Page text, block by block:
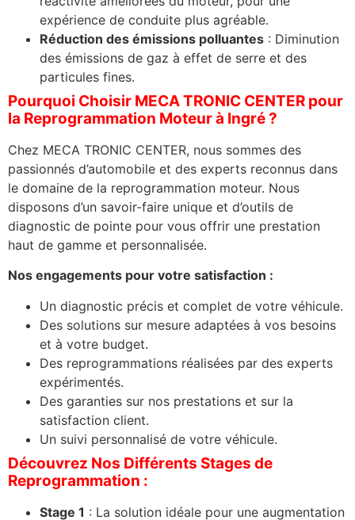
expérience de conduite plus agréable.
Réduction des émissions polluantes : Diminution
des émissions de gaz à effet de serre et des
particules fines.
Pourquoi Choisir MECA TRONIC CENTER pour
la Reprogrammation Moteur à Ingré ?
Chez MECA TRONIC CENTER, nous sommes des
passionnés d’automobile et des experts reconnus dans
le domaine de la reprogrammation moteur. Nous
disposons d’un savoir-faire unique et d’outils de
diagnostic de pointe pour vous offrir une prestation
haut de gamme et personnalisée.
Nos engagements pour votre satisfaction :
Un diagnostic précis et complet de votre véhicule.
Des solutions sur mesure adaptées à vos besoins
et à votre budget.
Des reprogrammations réalisées par des experts
expérimentés.
Des garanties sur nos prestations et sur la
satisfaction client.
Un suivi personnalisé de votre véhicule.
Découvrez Nos Différents Stages de
Reprogrammation :
Stage 1 : La solution idéale pour une augmentation